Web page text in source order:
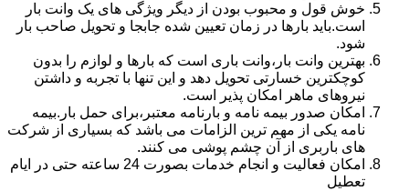
خوش قول و محبوب بودن از دیگر ویژگی های یک وانت بار
است.باید بارها در زمان تعیین شده جابجا و تحویل صاحب بار
شود.
بهترین وانت بار،وانت باری است که بارها و لوازم را بدون
کوچکترین خسارتی تحویل دهد و این تنها با تجربه و داشتن
نیروهای ماهر امکان پذیر است.
امکان صدور بیمه نامه و بارنامه معتبر،برای حمل بار.بیمه
نامه یکی از مهم ترین الزامات می باشد که بسیاری از شرکت
های باربری از آن چشم پوشی می کنند.
امکان فعالیت و انجام خدمات بصورت 24 ساعته حتی در ایام
تعطیل